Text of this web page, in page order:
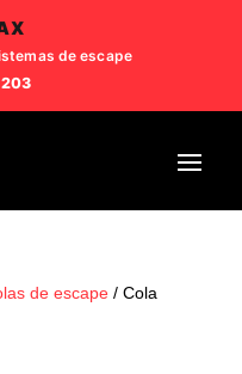
de escape
de escape/ Cola